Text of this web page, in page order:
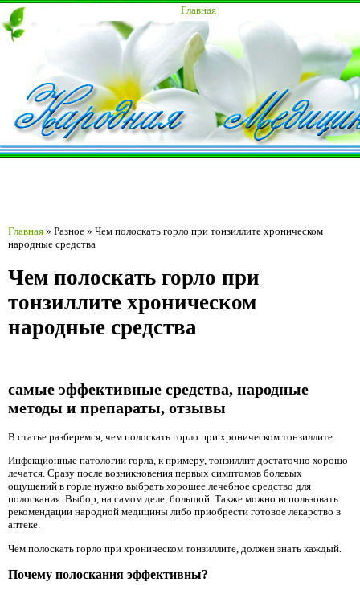
Главная
Главная » Разное » Чем полоскать горло при тонзиллите хроническом
народные средства
Чем полоскать горло при
тонзиллите хроническом
народные средства
самые эффективные средства, народные
методы и препараты, отзывы
В статье разберемся, чем полоскать горло при хроническом тонзиллите.
Инфекционные патологии горла, к примеру, тонзиллит достаточно хорошо
лечатся. Сразу после возникновения первых симптомов болевых
ощущений в горле нужно выбрать хорошее лечебное средство для
полоскания. Выбор, на самом деле, большой. Также можно использовать
рекомендации народной медицины либо приобрести готовое лекарство в
аптеке.
Чем полоскать горло при хроническом тонзиллите, должен знать каждый.
Почему полоскания эффективны?